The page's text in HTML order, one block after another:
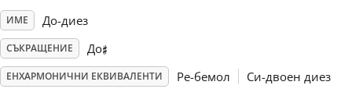
English
ИМЕ До-диез
СЪКРАЩЕНИЕ До♯
ЕНХАРМОНИЧНИ ЕКВИВАЛЕНТИ Ре-бемол Си-двоен диез